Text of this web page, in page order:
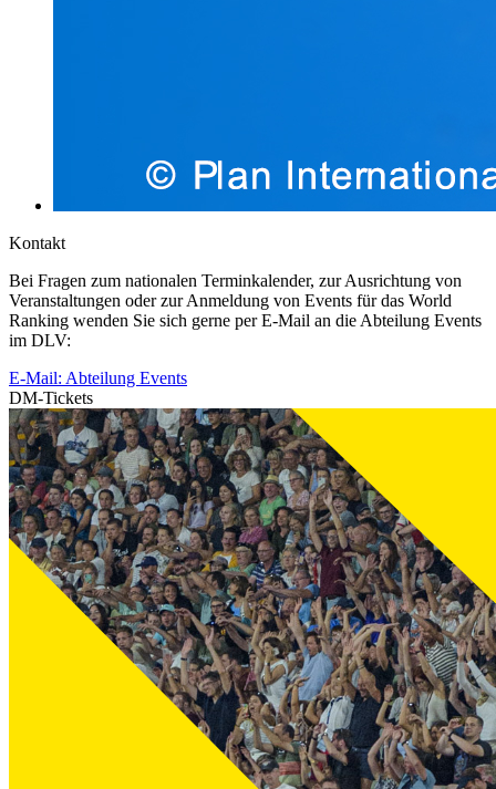
Kontakt
Bei Fragen zum nationalen Terminkalender, zur Ausrichtung von
Veranstaltungen oder zur Anmeldung von Events für das World
Ranking wenden Sie sich gerne per E-Mail an die Abteilung Events
im DLV:
E-Mail: Abteilung Events
DM-Tickets